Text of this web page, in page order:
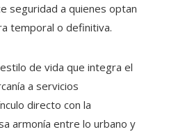
seguridad a quienes optan
temporal o definitiva.
de vida que integra el
a servicios
directo con la
armonía entre lo urbano y